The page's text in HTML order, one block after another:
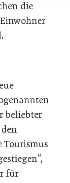
die
beliebter
Tourismus
für